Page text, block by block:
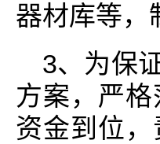
器材库等，
3、为保
方案，严
资金到位